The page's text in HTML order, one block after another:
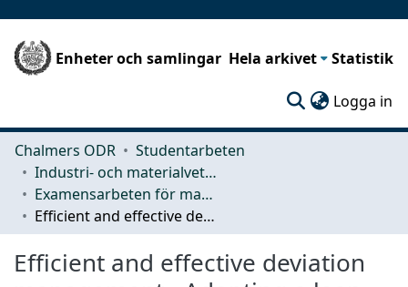
Enheter och samlingar Hela arkivet Statistik
Logga in
Chalmers ODR
Studentarbeten
Industri- och materialvetenskap (IMS)
Examensarbeten för masterexamen
Efficient and effective deviation management - Adopting a lean perspective
Efficient and effective deviation